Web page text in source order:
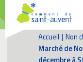
Accueil | Non
Marché de